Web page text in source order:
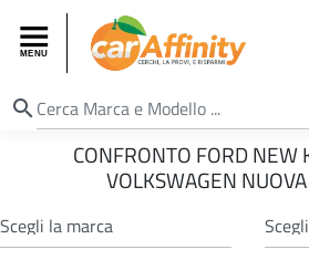
search
CONFRONTO FORD NEW
VOLKSWAGEN